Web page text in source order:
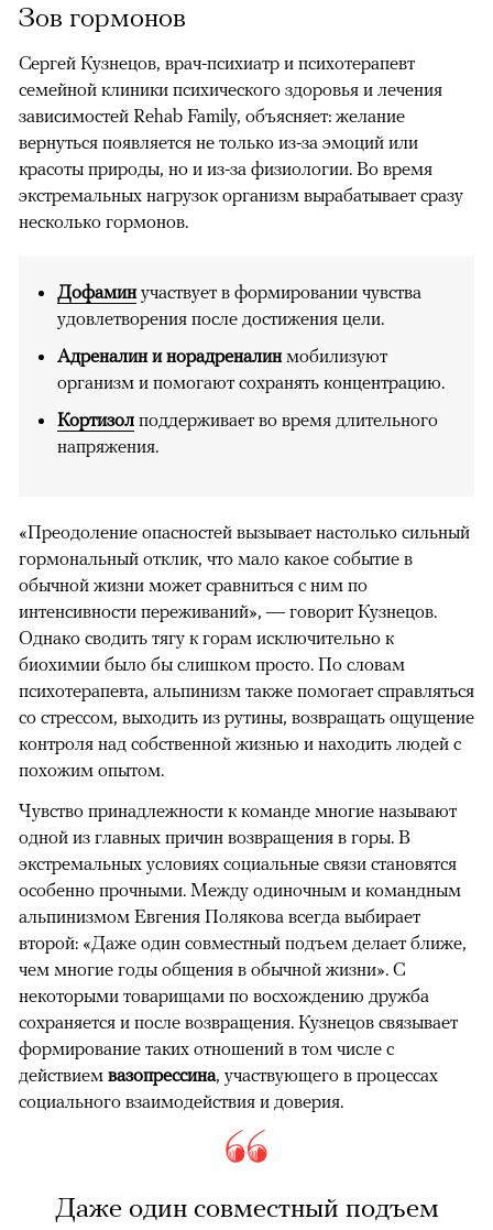
Зов гормонов
Сергей Кузнецов, врач-психиатр и психотерапевт
семейной клиники психического здоровья и лечения
зависимостей Rehab Family, объясняет: желание
вернуться появляется не только из-за эмоций или
красоты природы, но и из-за физиологии. Во время
экстремальных нагрузок организм вырабатывает сразу
несколько гормонов.
Дофаминучаствует в формировании чувства
удовлетворения после достижения цели.
Адреналин и норадреналинмобилизуют
организм и помогают сохранять концентрацию.
Кортизол поддерживает во время длительного
напряжения.
«Преодоление опасностей вызывает настолько сильный
гормональный отклик, что мало какое событие в
обычной жизни может сравниться с ним по
интенсивности переживаний», — говорит Кузнецов.
Однако сводить тягу к горам исключительно к
биохимии было бы слишком просто. По словам
психотерапевта, альпинизм также помогает справляться
со стрессом, выходить из рутины, возвращать ощущение
контроля над собственной жизнью и находить людей с
похожим опытом.
Чувство принадлежности к команде многие называют
одной из главных причин возвращения в горы. В
экстремальных условиях социальные связи становятся
особенно прочными. Между одиночным и командным
альпинизмом Евгения Полякова всегда выбирает
второй: «Даже один совместный подъем делает ближе,
чем многие годы общения в обычной жизни». С
некоторыми товарищами по восхождению дружба
сохраняется и после возвращения. Кузнецов связывает
формирование таких отношений в том числе с
действием вазопрессина, участвующего в процессах
социального взаимодействия и доверия.
Даже один совместный подъем